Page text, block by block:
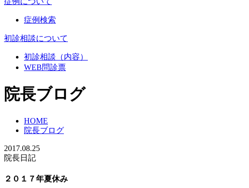
症例検索
初診相談について
初診相談（内容）
WEB問診票
院長ブログ
HOME
院長ブログ
2017.08.25
院長日記
２０１７年夏休み